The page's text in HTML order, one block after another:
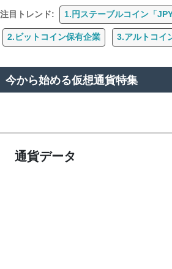
注目トレンド: 1.円ステーブルコイン「
2.ビットコイン保有企業 3.アルトコイ
今から始める仮想通貨特集
通貨データ